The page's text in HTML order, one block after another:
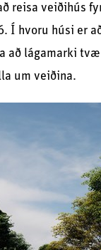
reisa veiðihús
Í hvoru húsi er
að lágamarki
um veiðina.